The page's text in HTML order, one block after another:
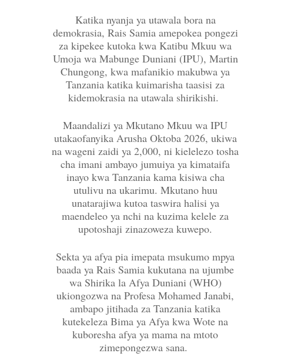
Katika nyanja ya utawala bora na
demokrasia, Rais Samia amepokea pongezi
za kipekee kutoka kwa Katibu Mkuu wa
Umoja wa Mabunge Duniani (IPU), Martin
Chungong, kwa mafanikio makubwa ya
Tanzania katika kuimarisha taasisi za
kidemokrasia na utawala shirikishi.
Maandalizi ya Mkutano Mkuu wa IPU
utakaofanyika Arusha Oktoba 2026, ukiwa
na wageni zaidi ya 2,000, ni kielelezo tosha
cha imani ambayo jumuiya ya kimataifa
inayo kwa Tanzania kama kisiwa cha
utulivu na ukarimu. Mkutano huu
unatarajiwa kutoa taswira halisi ya
maendeleo ya nchi na kuzima kelele za
upotoshaji zinazoweza kuwepo.
Sekta ya afya pia imepata msukumo mpya
baada ya Rais Samia kukutana na ujumbe
wa Shirika la Afya Duniani (WHO)
ukiongozwa na Profesa Mohamed Janabi,
ambapo jitihada za Tanzania katika
kutekeleza Bima ya Afya kwa Wote na
kuboresha afya ya mama na mtoto
zimepongezwa sana.